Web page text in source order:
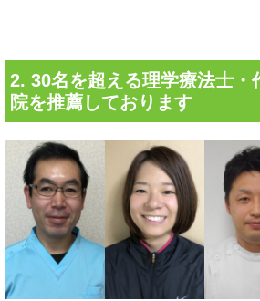
2. 30名を超える理学療法士・
院を推薦しております